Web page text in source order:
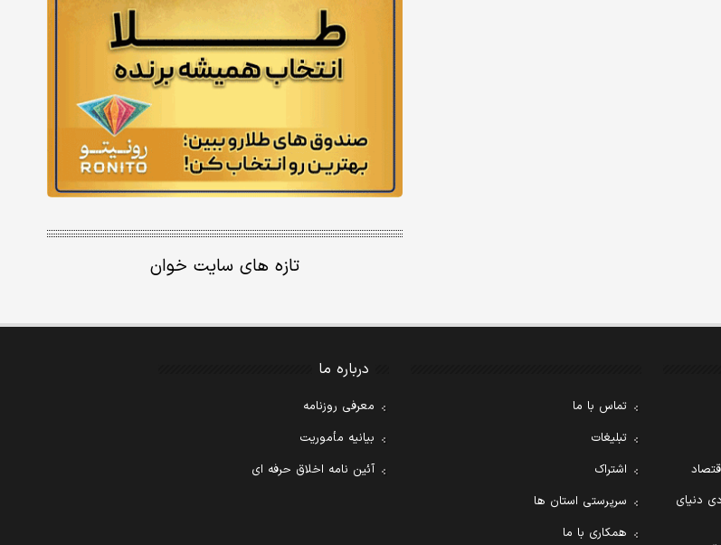
تازه های سایت خوان
دنیای
تماس با ما
تبلیغات
اشتراک
سرپرستی استان ها
همکاری با ما
درباره ما
معرفی روزنامه
بیانیه مأموریت
آئین نامه اخلاق حرفه ای